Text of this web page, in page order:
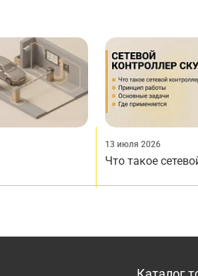
13 июля 2026
Что такое